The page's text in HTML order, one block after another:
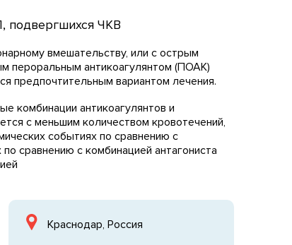
подвергшихся ЧКВ
вмешательству, или с острым
пероральным антикоагулянтом (ПОАК)
предпочтительным вариантом лечения.
комбинации антикоагулянтов и
с меньшим количеством кровотечений,
событиях по сравнению с
сравнению с комбинацией антагониста
Краснодар, Россия